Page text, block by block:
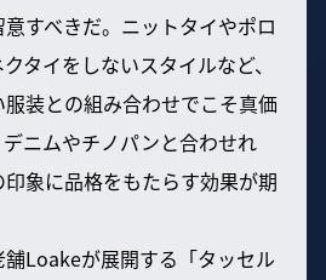
すべきだ。ニットタイやポロ
タイをしないスタイルなど、
服装との組み合わせでこそ真価
ニムやチノパンと合わせれ
象に品格をもたらす効果が期
Loakeが展開する「タッセル